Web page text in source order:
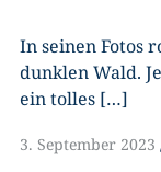
In seinen Fotos
dunklen Wald.
ein tolles […]
3. September 2023